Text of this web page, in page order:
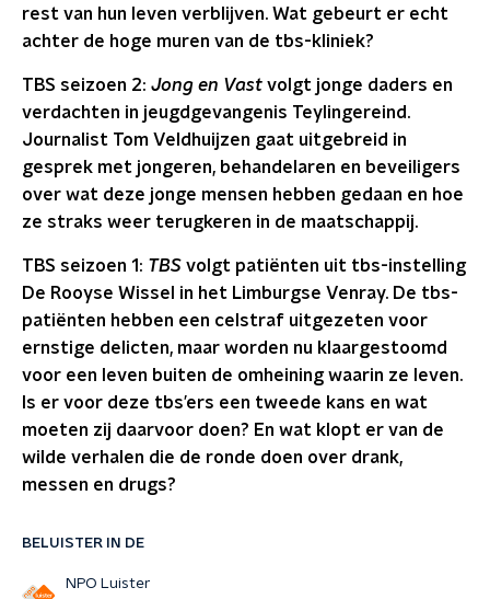
rest van hun leven verblijven. Wat gebeurt er echt
achter de hoge muren van de tbs-kliniek?
TBS seizoen 2: Jong en Vast volgt jonge daders en
verdachten in jeugdgevangenis Teylingereind.
Journalist Tom Veldhuijzen gaat uitgebreid in
gesprek met jongeren, behandelaren en beveiligers
over wat deze jonge mensen hebben gedaan en hoe
ze straks weer terugkeren in de maatschappij.
TBS seizoen 1: TBS volgt patiënten uit tbs-instelling
De Rooyse Wissel in het Limburgse Venray. De tbs-
patiënten hebben een celstraf uitgezeten voor
ernstige delicten, maar worden nu klaargestoomd
voor een leven buiten de omheining waarin ze leven.
Is er voor deze tbs’ers een tweede kans en wat
moeten zij daarvoor doen? En wat klopt er van de
wilde verhalen die de ronde doen over drank,
messen en drugs?
BELUISTER IN DE
NPO Luister